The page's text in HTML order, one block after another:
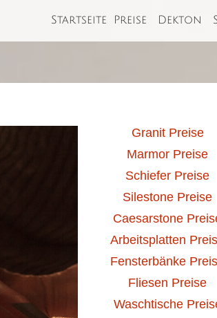
Startseite Preise Dekton
Granit Preise
Marmor Preise
Schiefer Preise
Silestone Preise
Caesarstone
Arbeitsplatten
Fensterbänke
Fliesen Preise
Waschtische